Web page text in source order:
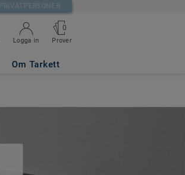
PRIVATPERSONER
Logga in
0
Prover
Om Tarkett